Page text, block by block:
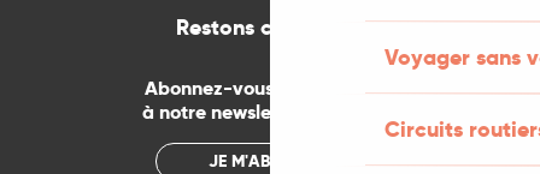
Voyager sans
Circuits
Restons connectés
Abonnez-vous gratuitement
à notre newsletter mensuelle
JE M'ABONNE